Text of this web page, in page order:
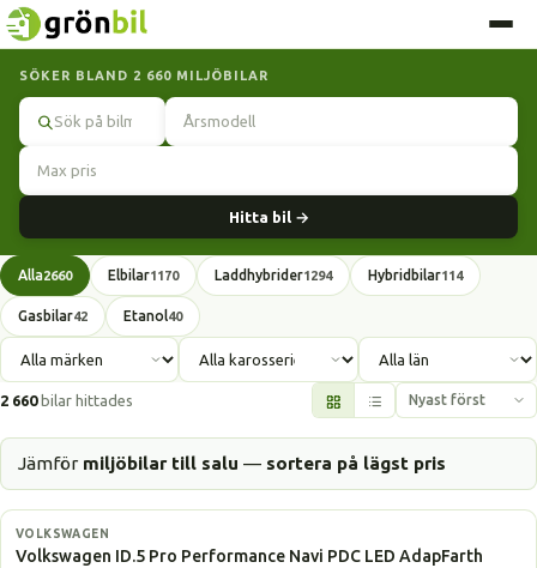
SÖKER BLAND 2 660 MILJÖBILAR
Hitta bil →
Alla2660 Elbilar1170 Laddhybrider1294 Hybridbilar114
Gasbilar42 Etanol40
2 660bilar hittades
Jämför miljöbilar till salu — sortera på lägst pris
Elbil
VOLKSWAGEN
Volkswagen ID.5 Pro Performance Navi PDC LED AdapFarth